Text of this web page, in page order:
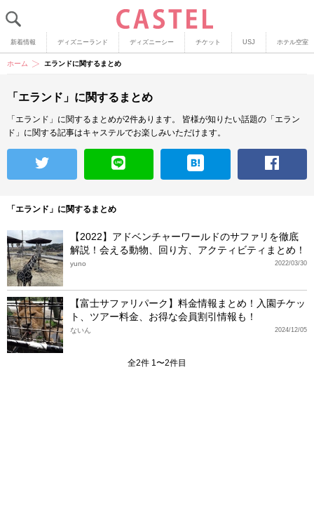
新着情報 ディズニーランド ディズニーシー チケット USJ ホテル空室
ホーム エランドに関するまとめ
「エランド」に関するまとめ
「エランド」に関するまとめが2件あります。
皆様が知りたい話題の「エラン
ド」に関する記事はキャステルでお楽しみいただけます。
「エランド」に関するまとめ
【2022】アドベンチャーワールドのサファリを徹底
解説！会える動物、回り方、アクティビティまとめ！
2022/03/30
yuno
【富士サファリパーク】料金情報まとめ！入園チケッ
ト、ツアー料金、お得な会員割引情報も！
2024/12/05
ないん
全2件 1〜2件目